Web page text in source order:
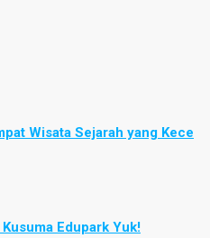
Wisata Sejarah yang Kece
Edupark Yuk!